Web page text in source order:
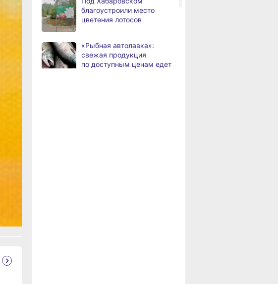
06.08.2026
Троих хабаровских
пожарных наградили
на пожаре»
06.08.2026
В Николаевске-на-Амуре
по нацпроекту капитально
благоустроили место
цветения лотосов
«Рыбная автолавка»:
свежая продукция
по доступным ценам едет